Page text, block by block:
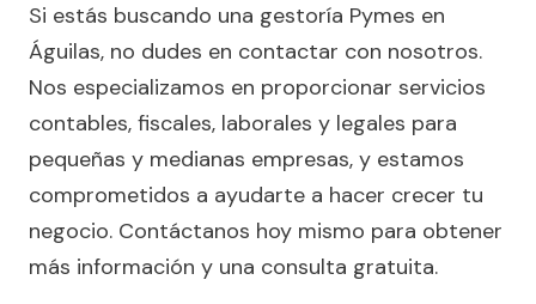
Si estás buscando una gestoría Pymes en
Águilas, no dudes en contactar con nosotros.
Nos especializamos en proporcionar servicios
contables, fiscales, laborales y legales para
pequeñas y medianas empresas, y estamos
comprometidos a ayudarte a hacer crecer tu
negocio. Contáctanos hoy mismo para obtener
más información y una consulta gratuita.